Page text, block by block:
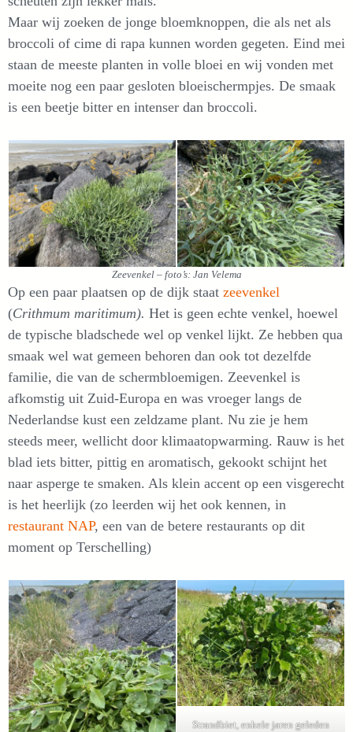
Maar wij zoeken de jonge bloemknoppen, die als net als
broccoli of cime di rapa kunnen worden gegeten. Eind mei
staan de meeste planten in volle bloei en wij vonden met
moeite nog een paar gesloten bloeischermpjes. De smaak
is een beetje bitter en intenser dan broccoli.
Zeevenkel – foto’s: Jan Velema
Op een paar plaatsen op de dijk staat zeevenkel
(Crithmum maritimum). Het is geen echte venkel, hoewel
de typische bladschede wel op venkel lijkt. Ze hebben qua
smaak wel wat gemeen behoren dan ook tot dezelfde
familie, die van de schermbloemigen. Zeevenkel is
afkomstig uit Zuid-Europa en was vroeger langs de
Nederlandse kust een zeldzame plant. Nu zie je hem
steeds meer, wellicht door klimaatopwarming. Rauw is het
blad iets bitter, pittig en aromatisch, gekookt schijnt het
naar asperge te smaken. Als klein accent op een visgerecht
is het heerlijk (zo leerden wij het ook kennen, in
restaurant NAP, een van de betere restaurants op dit
moment op Terschelling)
Strandbiet, enkele jaren geleden